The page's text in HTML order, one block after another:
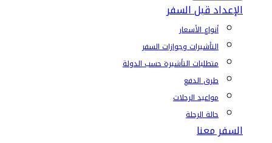
الإعداد قبل السفر
أنواع الأسعار
التأشيرات وجوازات السفر
متطلبات التأشيرة حسب الدولة
طرق الدفع
مواعيد الرحلات
حالة الرحلة
السفر معنا